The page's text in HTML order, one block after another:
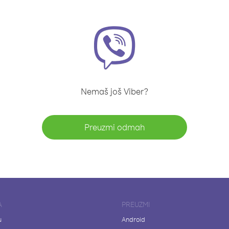
Nemaš još Viber?
Preuzmi odmah
PREUZMI
Android